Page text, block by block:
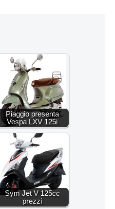
Piaggio presenta
Vespa LXV 125i
Sym Jet V 125cc
prezzi